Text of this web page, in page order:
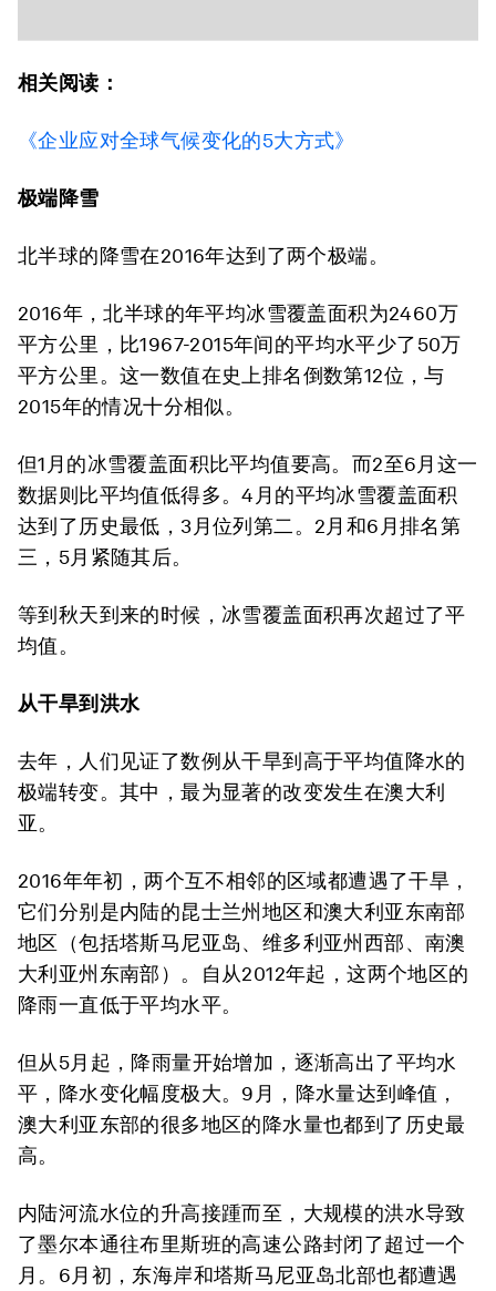
相关阅读：
《企业应对全球气候变化的5大方式》
极端降雪
北半球的降雪在2016年达到了两个极端。
2016年，北半球的年平均冰雪覆盖面积为2460万
平方公里，比1967-2015年间的平均水平少了50万
平方公里。这一数值在史上排名倒数第12位，与
2015年的情况十分相似。
但1月的冰雪覆盖面积比平均值要高。而2至6月这一
数据则比平均值低得多。4月的平均冰雪覆盖面积
达到了历史最低，3月位列第二。2月和6月排名第
三，5月紧随其后。
等到秋天到来的时候，冰雪覆盖面积再次超过了平
均值。
从干旱到洪水
去年，人们见证了数例从干旱到高于平均值降水的
极端转变。其中，最为显著的改变发生在澳大利
亚。
2016年年初，两个互不相邻的区域都遭遇了干旱，
它们分别是内陆的昆士兰州地区和澳大利亚东南部
地区（包括塔斯马尼亚岛、维多利亚州西部、南澳
大利亚州东南部）。自从2012年起，这两个地区的
降雨一直低于平均水平。
但从5月起，降雨量开始增加，逐渐高出了平均水
平，降水变化幅度极大。9月，降水量达到峰值，
澳大利亚东部的很多地区的降水量也都到了历史最
高。
内陆河流水位的升高接踵而至，大规模的洪水导致
了墨尔本通往布里斯班的高速公路封闭了超过一个
月。6月初，东海岸和塔斯马尼亚岛北部也都遭遇